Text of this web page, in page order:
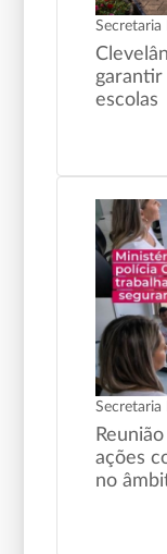
garantir
escolas
ações
no